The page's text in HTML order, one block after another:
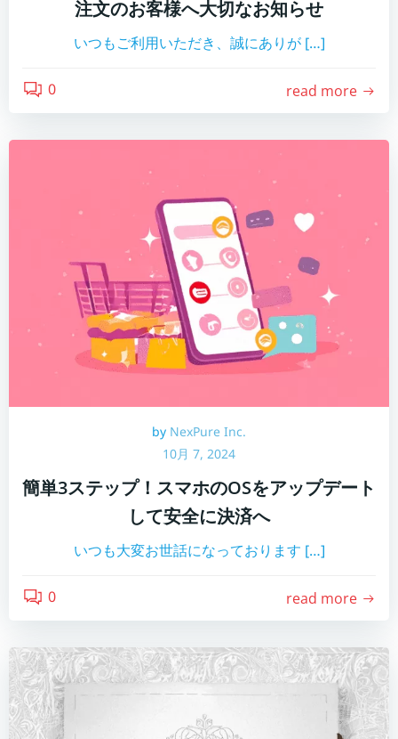
注文のお客様へ大切なお知らせ
いつもご利用いただき、誠にありが […]
0 read more
by NexPure Inc.
10月 7, 2024
簡単3ステップ！スマホのOSをアップデート
して安全に決済へ
いつも大変お世話になっております […]
0 read more